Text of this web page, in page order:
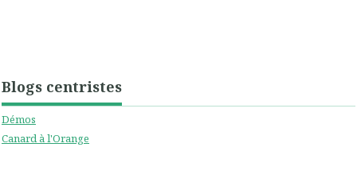
Blogs centristes
Démos
Canard à l'Orange